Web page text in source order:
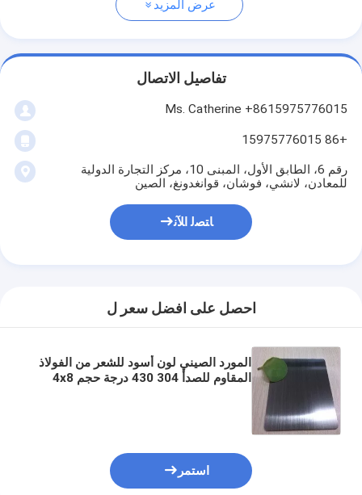
عرض المزيد
تفاصيل الاتصال
Ms. Catherine +8615975776015
+86 15975776015
رقم 6، الطابق الأول، المبنى 10، مركز التجارة الدولية
للمعادن، لانشي، فوشان، قوانغدونغ، الصين
ﺎﺘﺼﻟ ﺍﻶﻧ
احصل على افضل سعر ل
المورد الصيني لون أسود للشعر من الفولاذ
المقاوم للصدأ 304 430 درجة حجم 4x8
استمر